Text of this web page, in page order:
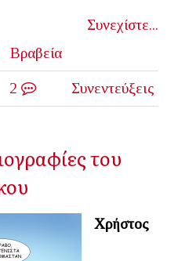
Συνεχίστε...
Βραβεία
2 Συνεντεύξεις
του
Χρήστος